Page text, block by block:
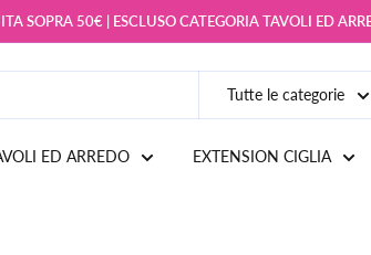
SOPRA 50€ | ESCLUSO CATEGORIA TAVOLI ED
Tutte le categorie
ED ARREDO EXTENSION CIGLIA